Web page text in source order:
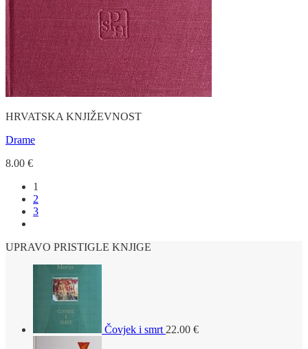
HRVATSKA KNJIŽEVNOST
Drame
8.00 €
1
2
3
UPRAVO PRISTIGLE KNJIGE
Čovjek i smrt 22.00 €